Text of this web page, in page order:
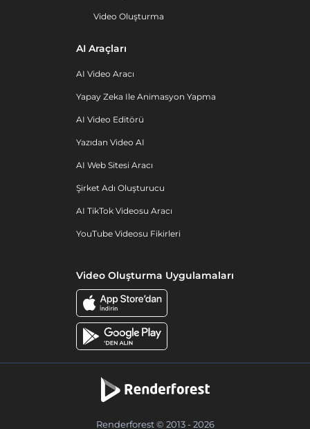
Video Oluşturma
AI Araçları
AI Video Aracı
Yapay Zeka Ile Animasyon Yapma
AI Video Editörü
Yazıdan Video AI
AI Web Sitesi Aracı
Şirket Adı Oluşturucu
AI TikTok Videosu Aracı
YouTube Videosu Fikirleri
Video Oluşturma Uygulamaları
Renderforest © 2013 - 2026